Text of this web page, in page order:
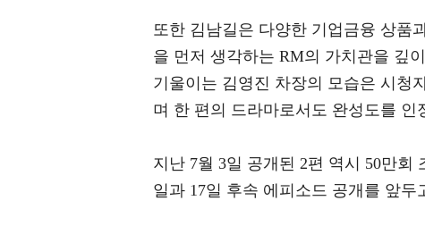
또한 김남길은 다양한 기업금융 상품
을 먼저 생각하는 RM의 가치관을 깊
기울이는 김영진 차장의 모습은 시청
며 한 편의 드라마로서도 완성도를 인
지난 7월 3일 공개된 2편 역시 50만회
일과 17일 후속 에피소드 공개를 앞두